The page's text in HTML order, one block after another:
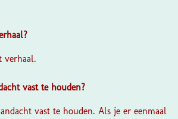
verhaal.
vast te houden?
vast te houden. Als je er eenmaal